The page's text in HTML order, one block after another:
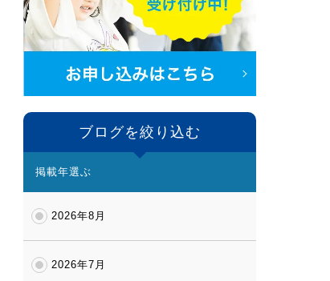
ブログを絞り込む
掲載年選ぶ
2026年8月
2026年7月